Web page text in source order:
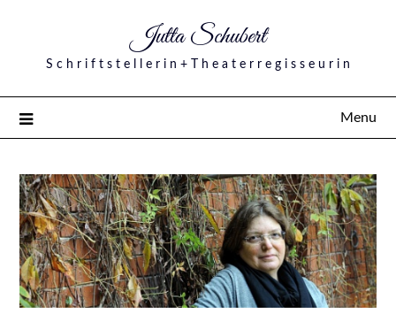
Jutta Schubert
S c h r i f t s t e l l e r i n + T h e a t e r r e g i s s e u r i n
Menu